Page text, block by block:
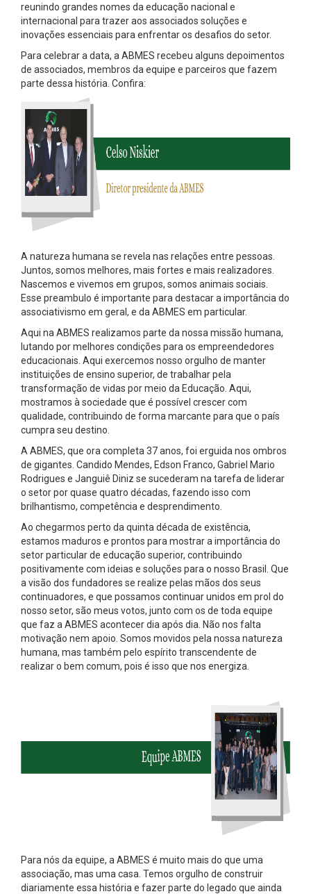
reunindo grandes nomes da educação nacional e
internacional para trazer aos associados soluções e
inovações essenciais para enfrentar os desafios do setor.
Para celebrar a data, a ABMES recebeu alguns depoimentos
de associados, membros da equipe e parceiros que fazem
parte dessa história. Confira:
A natureza humana se revela nas relações entre pessoas.
Juntos, somos melhores, mais fortes e mais realizadores.
Nascemos e vivemos em grupos, somos animais sociais.
Esse preambulo é importante para destacar a importância do
associativismo em geral, e da ABMES em particular.
Aqui na ABMES realizamos parte da nossa missão humana,
lutando por melhores condições para os empreendedores
educacionais. Aqui exercemos nosso orgulho de manter
instituições de ensino superior, de trabalhar pela
transformação de vidas por meio da Educação. Aqui,
mostramos à sociedade que é possível crescer com
qualidade, contribuindo de forma marcante para que o país
cumpra seu destino.
A ABMES, que ora completa 37 anos, foi erguida nos ombros
de gigantes. Candido Mendes, Edson Franco, Gabriel Mario
Rodrigues e Janguiê Diniz se sucederam na tarefa de liderar
o setor por quase quatro décadas, fazendo isso com
brilhantismo, competência e desprendimento.
Ao chegarmos perto da quinta década de existência,
estamos maduros e prontos para mostrar a importância do
setor particular de educação superior, contribuindo
positivamente com ideias e soluções para o nosso Brasil. Que
a visão dos fundadores se realize pelas mãos dos seus
continuadores, e que possamos continuar unidos em prol do
nosso setor, são meus votos, junto com os de toda equipe
que faz a ABMES acontecer dia após dia. Não nos falta
motivação nem apoio. Somos movidos pela nossa natureza
humana, mas também pelo espírito transcendente de
realizar o bem comum, pois é isso que nos energiza.
Para nós da equipe, a ABMES é muito mais do que uma
associação, mas uma casa. Temos orgulho de construir
diariamente essa história e fazer parte do legado que ainda